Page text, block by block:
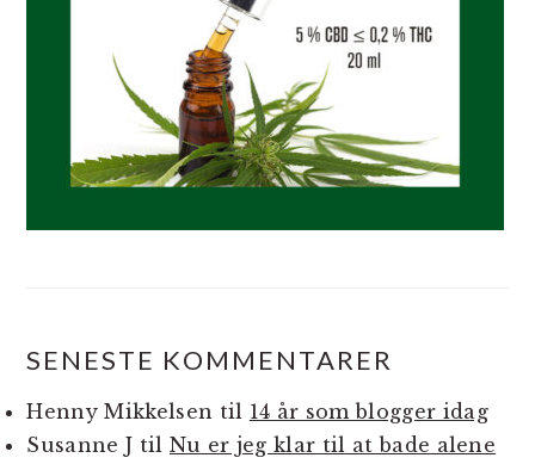
SENESTE KOMMENTARER
Henny Mikkelsen til 14 år som blogger idag
Susanne J til Nu er jeg klar til at bade alene